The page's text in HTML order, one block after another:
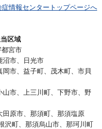
症情報センタートップページへ
区域
宮市
沼市、日光市
市、益子町、茂木町、市貝
市、上三川町、下野市、野
原市、那須町、那須塩原
沢町、那須烏山市、那珂川町